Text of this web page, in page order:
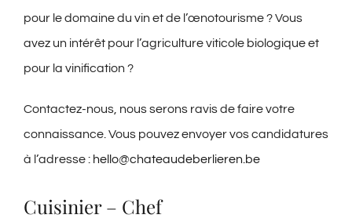
pour le domaine du vin et de l’œnotourisme ? Vous
avez un intérêt pour l’agriculture viticole biologique et
pour la vinification ?
Contactez-nous, nous serons ravis de faire votre
connaissance. Vous pouvez envoyer vos candidatures
à l’adresse : hello@chateaudeberlieren.be
Cuisinier – Chef